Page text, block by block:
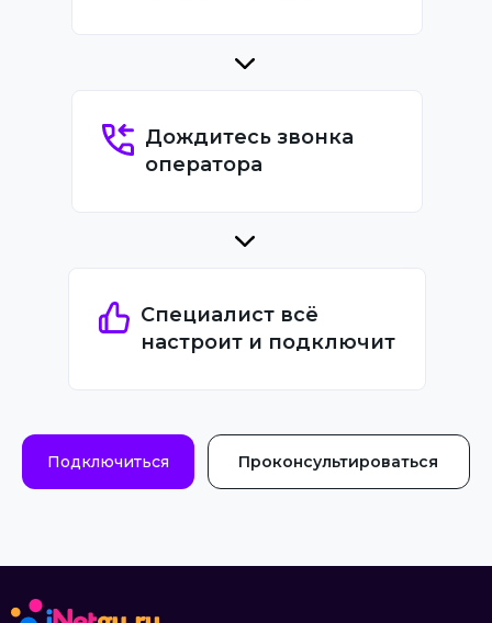
Дождитесь звонка
оператора
Специалист всё
настроит и подключит
Подключиться Проконсультироваться